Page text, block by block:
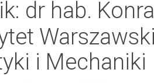
dr hab.
i Mechaniki